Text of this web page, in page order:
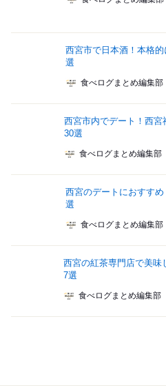
西宮市で日本酒！本格
選
食べログまとめ編集部
西宮市内でデート！西
30選
食べログまとめ編集部
西宮のデートにおすす
選
食べログまとめ編集部
西宮の紅茶専門店で美味
7選
食べログまとめ編集部